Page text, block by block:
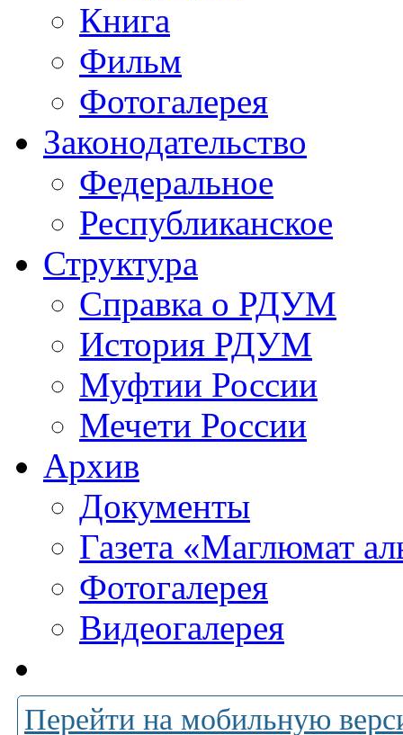
Книга
Фильм
Фотогалерея
Законодательство
Федеральное
Республиканское
Структура
Справка о РДУМ
История РДУМ
Муфтии России
Мечети России
Архив
Документы
Газета «Маглюмат
Фотогалерея
Видеогалерея
Перейти на мобильную